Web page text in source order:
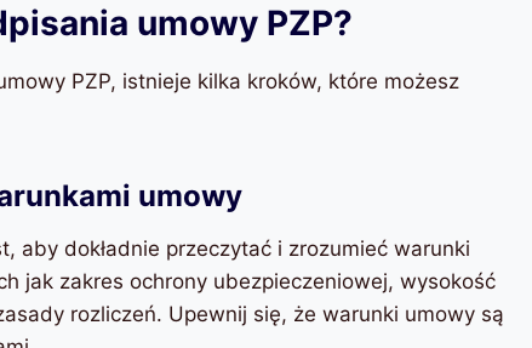
umowy PZP?
PZP, istnieje kilka kroków, które możesz
umowy
aby dokładnie przeczytać i zrozumieć warunki
jak zakres ochrony ubezpieczeniowej, wysokość
rozliczeń. Upewnij się, że warunki umowy są